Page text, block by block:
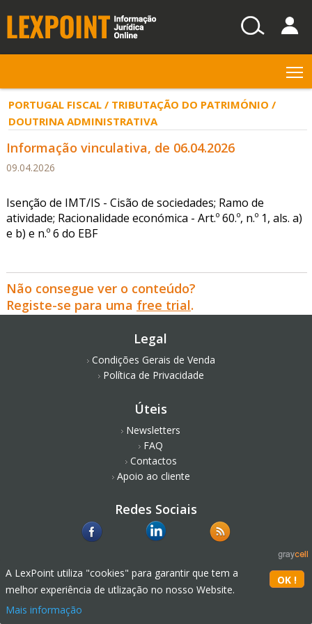
PORTUGAL FISCAL / TRIBUTAÇÃO DO PATRIMÓNIO /
DOUTRINA ADMINISTRATIVA
Informação vinculativa, de 06.04.2026
09.04.2026
Isenção de IMT/IS - Cisão de sociedades; Ramo de
atividade; Racionalidade económica - Art.º 60.º, n.º 1, als. a)
e b) e n.º 6 do EBF
Não consegue ver o conteúdo?
Registe-se para uma free trial.
Legal
Condições Gerais de Venda
Política de Privacidade
Úteis
Newsletters
FAQ
Contactos
Apoio ao cliente
Redes Sociais
A LexPoint utiliza "cookies" para garantir que tem a
melhor experiência de utlização no nosso Website.
Mais informação